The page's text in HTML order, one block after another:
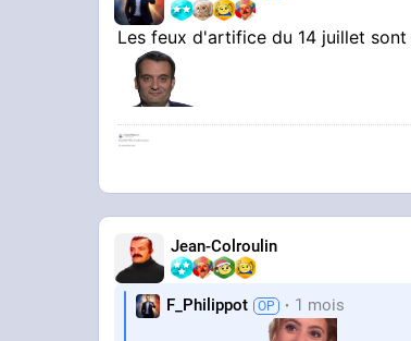
Les feux d'artifice du 14 juillet
Jean-Colroulin
F_Philippot 1 mois